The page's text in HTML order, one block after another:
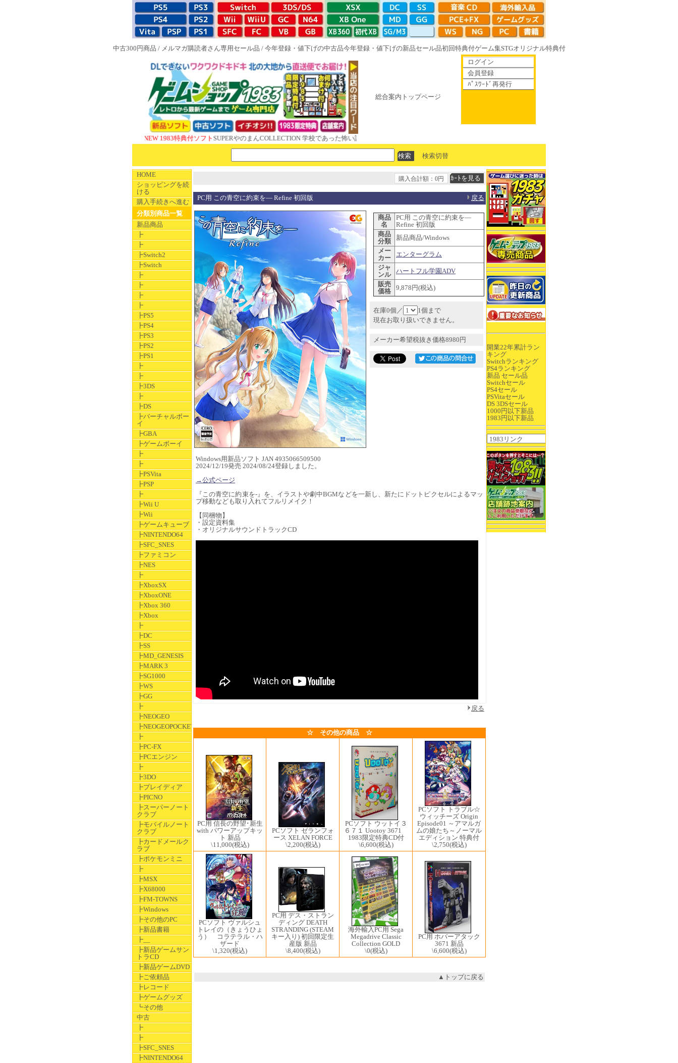
中古300円商品 / メルマガ購読者さん専用セール品 / 今年登録・値下げの中古品今年登録・値下げの新品セール品初回特典付ゲーム集STGオリジナル特典付
総合案内トップページ
NEW 1983特典付ソフトSUPERやのまんCOLLECTION 学校であった怖い話と晦󠄀つきこもり ルート16R やがて散りゆく鏡の花へ 70年代風ロボットアニメ ゲッP-X アレサCOLLECTION
ログイン
会員登録
ﾊﾟｽﾜｰﾄﾞ再発行
検索切替
HOME
ショッピングを続
ける
購入手続きへ進む
分類別商品一覧
新品商品
┣
┣
┣Switch2
┣Switch
┣
┣
┣
┣
┣PS5
┣PS4
┣PS3
┣PS2
┣PS1
┣
┣
┣3DS
┣
┣DS
┣バーチャルボー
イ
┣GBA
┣ゲームボーイ
┣
┣
┣PSVita
┣PSP
┣
┣Wii U
┣Wii
┣ゲームキューブ
┣NINTENDO64
┣SFC_SNES
┣ファミコン
┣NES
┣
┣XboxSX
┣XboxONE
┣Xbox 360
┣Xbox
┣
┣DC
┣SS
┣MD_GENESIS
┣MARK 3
┣SG1000
┣WS
┣GG
┣
┣NEOGEO
┣NEOGEOPOCKET
┣
┣PC-FX
┣PCエンジン
┣
┣3DO
┣プレイディア
┣PICNO
┣スーパーノート
クラブ
┣モバイルノート
クラブ
┣カードメールク
ラブ
┣ポケモンミニ
┣
┣MSX
┣X68000
┣FM-TOWNS
┣Windows
┣その他のPC
┣新品書籍
┣__
┣新品ゲームサン
トラCD
┣新品ゲームDVD
┣ご依頼品
┣レコード
┣ゲームグッズ
┗その他
中古
┣
┣
┣SFC_SNES
┣NINTENDO64
開業22年累計ラン
キング
Switchランキング
PS4ランキング
新品 セール品
Switchセール
PS4セール
PSVitaセール
DS 3DSセール
1000円以下新品
1983円以下新品
購入合計額：0円
PC用 この青空に約束を― Refine 初回版 戻る
商品
名
PC用 この青空に約束を―
Refine 初回版
商品
分類
新品商品/Windows
メー
カー
エンターグラム
ジャ
ンル
ハートフル学園ADV
販売
価格
9,878円(税込)
在庫0個／
1個まで
現在お取り扱いできません。
メーカー希望税抜き価格8980円
Windows用新品ソフト JAN 4935066509500
2024/12/19発売 2024/08/24登録しました。
→公式ページ
『この青空に約束を-』を、イラストや劇中BGMなどを一新し、新たにドットピクセルによるマッ
プ移動なども取り入れてフルリメイク！
【同梱物】
・設定資料集
・オリジナルサウンドトラックCD
戻る
☆ その他の商品 ☆
PC用 信長の野望･新生
with パワーアップキッ
ト 新品
\11,000(税込)
PCソフト ゼランフォ
ース XELAN FORCE
\2,200(税込)
PCソフト ウットイ３
６７１ Uootoy 3671
1983限定特典CD付
\6,600(税込)
PCソフト トラブル☆
ウィッチーズ Origin
Episode01 ～アマルガ
ムの娘たち～ノーマル
エディション 特典付
\2,750(税込)
PCソフト ヴァルシュ
トレイの（きょうひょ
う） コラテラル・ハ
ザード
\1,320(税込)
PC用 デス・ストラン
ディング DEATH
STRANDING (STEAM
キー入り) 初回限定生
産版 新品
\8,400(税込)
海外輸入PC用 Sega
Megadrive Classic
Collection GOLD
\0(税込)
PC用 ホバーアタック
3671 新品
\6,600(税込)
▲トップに戻る